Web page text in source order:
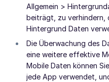
Allgemein >
beiträgt, zu verhindern,
Hintergrund Daten
Die Überwachung des
eine weitere effektive
Mobile Daten können
jede App verwendet,